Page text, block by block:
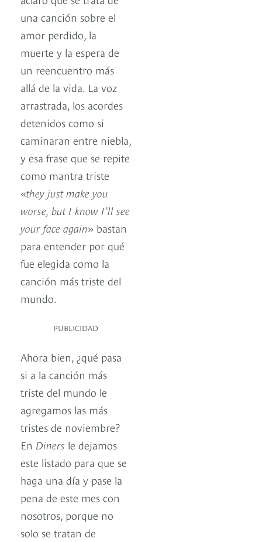
una canción sobre el
amor perdido, la
muerte y la espera de
un reencuentro más
allá de la vida. La voz
arrastrada, los acordes
detenidos como si
caminaran entre niebla,
y esa frase que se repite
como mantra triste
«they just make you
worse, but I know I’ll see
your face again» bastan
para entender por qué
fue elegida como la
canción más triste del
mundo.
PUBLICIDAD
Ahora bien, ¿qué pasa
si a la canción más
triste del mundo le
agregamos las más
tristes de noviembre?
En Diners le dejamos
este listado para que se
haga una día y pase la
pena de este mes con
nosotros, porque no
solo se tratan de